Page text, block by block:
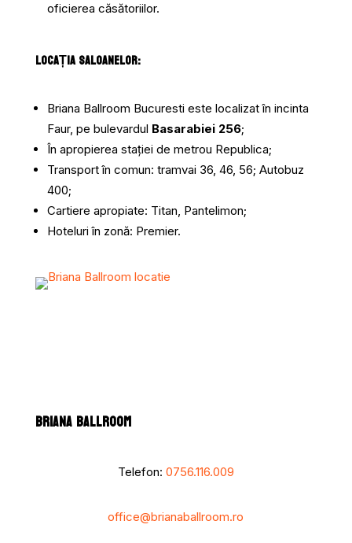
oficierea căsătoriilor.
LOCAȚIA SALOANELOR:
Briana Ballroom Bucuresti este localizat în incinta
Faur, pe bulevardul Basarabiei 256;
În apropierea stației de metrou Republica;
Transport în comun: tramvai 36, 46, 56; Autobuz
400;
Cartiere apropiate: Titan, Pantelimon;
Hoteluri în zonă: Premier.
BRIANA BALLROOM
Telefon: 0756.116.009
office@brianaballroom.ro